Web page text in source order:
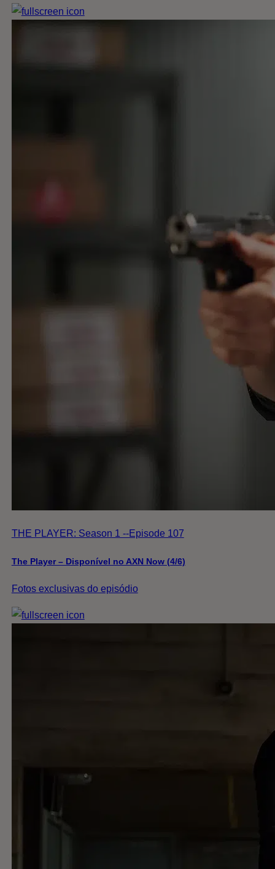
THE PLAYER: Season 1 --Episode 107
The Player – Disponível no AXN Now (4/6)
Fotos exclusivas do episódio